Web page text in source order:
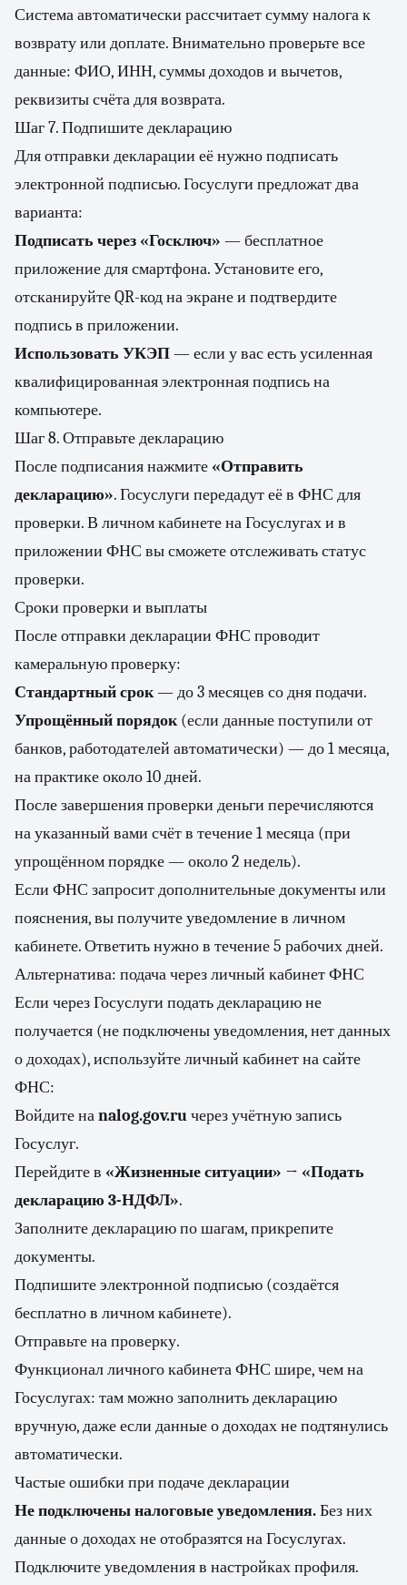
Система автоматически рассчитает сумму налога к
возврату или доплате. Внимательно проверьте все
данные: ФИО, ИНН, суммы доходов и вычетов,
реквизиты счёта для возврата.
Шаг 7. Подпишите декларацию
Для отправки декларации её нужно подписать
электронной подписью. Госуслуги предложат два
варианта:
Подписать через «Госключ» — бесплатное
приложение для смартфона. Установите его,
отсканируйте QR-код на экране и подтвердите
подпись в приложении.
Использовать УКЭП— если у вас есть усиленная
квалифицированная электронная подпись на
компьютере.
Шаг 8. Отправьте декларацию
После подписания нажмите «Отправить
декларацию». Госуслуги передадут её в ФНС для
проверки. В личном кабинете на Госуслугах и в
приложении ФНС вы сможете отслеживать статус
проверки.
Сроки проверки и выплаты
После отправки декларации ФНС проводит
камеральную проверку:
Стандартный срок— до 3 месяцев со дня подачи.
Упрощённый порядок(если данные поступили от
банков, работодателей автоматически) — до 1 месяца,
на практике около 10 дней.
После завершения проверки деньги перечисляются
на указанный вами счёт в течение 1 месяца (при
упрощённом порядке — около 2 недель).
Если ФНС запросит дополнительные документы или
пояснения, вы получите уведомление в личном
кабинете. Ответить нужно в течение 5 рабочих дней.
Альтернатива: подача через личный кабинет ФНС
Если через Госуслуги подать декларацию не
получается (не подключены уведомления, нет данных
о доходах), используйте личный кабинет на сайте
ФНС:
Войдите наnalog.gov.ruчерез учётную запись
Госуслуг.
Перейдите в «Жизненные ситуации» → «Подать
декларацию 3-НДФЛ».
Заполните декларацию по шагам, прикрепите
документы.
Подпишите электронной подписью (создаётся
бесплатно в личном кабинете).
Отправьте на проверку.
Функционал личного кабинета ФНС шире, чем на
Госуслугах: там можно заполнить декларацию
вручную, даже если данные о доходах не подтянулись
автоматически.
Частые ошибки при подаче декларации
Не подключены налоговые уведомления.Без них
данные о доходах не отобразятся на Госуслугах.
Подключите уведомления в настройках профиля.